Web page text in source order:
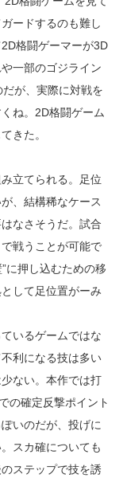
ードするのも難し
格闘ゲーマーが3D
一部のゴジライン
が、実際に対戦を
ね。2D格闘ゲーム
きた。
立てられる。足位
、結構稀なケース
なさそうだ。試合
戦うことが可能で
に押し込むための移
して足位置がーみ
いるゲームではな
利になる技は多い
ない。本作では打
の確定反撃ポイント
いのだが、投げに
スカ確についても
ステップで技を誘